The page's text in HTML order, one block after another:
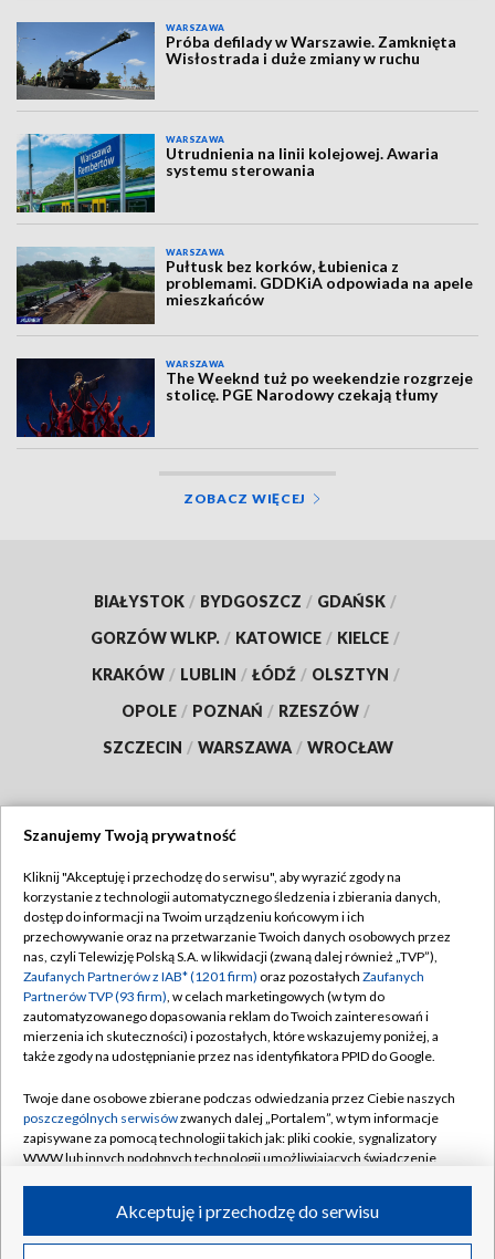
WARSZAWA
Próba defilady w Warszawie. Zamknięta
Wisłostrada i duże zmiany w ruchu
WARSZAWA
Utrudnienia na linii kolejowej. Awaria
systemu sterowania
WARSZAWA
Pułtusk bez korków, Łubienica z
problemami. GDDKiA odpowiada na apele
mieszkańców
WARSZAWA
The Weeknd tuż po weekendzie rozgrzeje
stolicę. PGE Narodowy czekają tłumy
ZOBACZ WIĘCEJ
BIAŁYSTOK / BYDGOSZCZ / GDAŃSK /
GORZÓW WLKP. / KATOWICE / KIELCE /
KRAKÓW / LUBLIN / ŁÓDŹ / OLSZTYN /
OPOLE / POZNAŃ / RZESZÓW /
SZCZECIN / WARSZAWA / WROCŁAW
TVP
Abonament TVP
Emisja w TVP
Centrum informacji TVP
Naziemna Telewizja Cyfrowa
Rada Programowa
System NOS
Informacje o nadawcy
Program dla prasy
Regulamin TVP
Polityka prywatności
Moje zgody
Pomoc
Kontakt
Kanały
©2026 Telewizja Polska S.A. w likwidacji
Szanujemy Twoją prywatność
Kliknij "Akceptuję i przechodzę do serwisu", aby wyrazić zgody na
korzystanie z technologii automatycznego śledzenia i zbierania danych,
dostęp do informacji na Twoim urządzeniu końcowym i ich
przechowywanie oraz na przetwarzanie Twoich danych osobowych przez
nas, czyli Telewizję Polską S.A. w likwidacji (zwaną dalej również „TVP”),
Zaufanych Partnerów z IAB* (1201 firm) oraz pozostałych Zaufanych
Partnerów TVP (93 firm), w celach marketingowych (w tym do
zautomatyzowanego dopasowania reklam do Twoich zainteresowań i
mierzenia ich skuteczności) i pozostałych, które wskazujemy poniżej, a
także zgody na udostępnianie przez nas identyfikatora PPID do Google.
Twoje dane osobowe zbierane podczas odwiedzania przez Ciebie naszych
poszczególnych serwisówzwanych dalej „Portalem”, w tym informacje
zapisywane za pomocą technologii takich jak: pliki cookie, sygnalizatory
WWW lub innych podobnych technologii umożliwiających świadczenie
ruchu w Internecie.Akceptuję i przechodzę do serwisu